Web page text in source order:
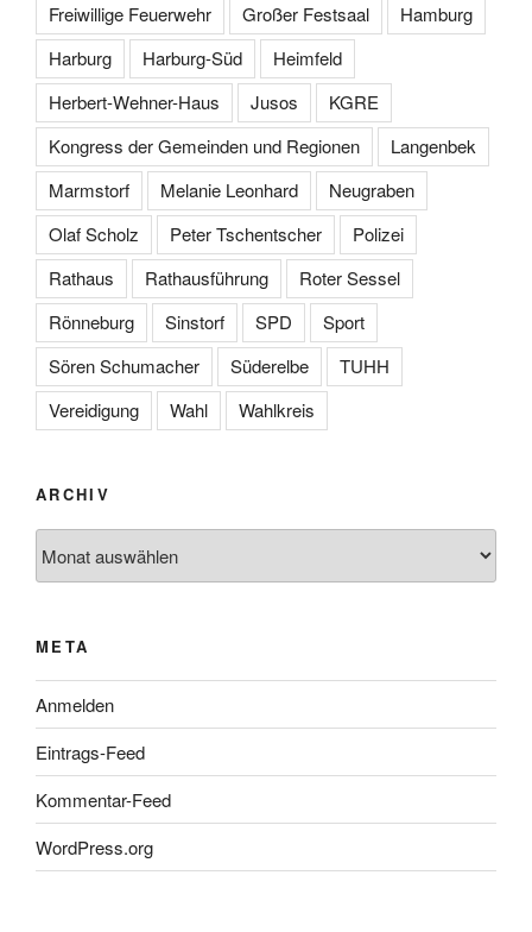
Freiwillige Feuerwehr
Großer Festsaal
Hamburg
Harburg
Harburg-Süd
Heimfeld
Herbert-Wehner-Haus
Jusos
KGRE
Kongress der Gemeinden und Regionen
Langenbek
Marmstorf
Melanie Leonhard
Neugraben
Olaf Scholz
Peter Tschentscher
Polizei
Rathaus
Rathausführung
Roter Sessel
Rönneburg
Sinstorf SPD
Sport
Sören Schumacher
Süderelbe
TUHH
Vereidigung
Wahl Wahlkreis
ARCHIV
META
Anmelden
Eintrags-Feed
Kommentar-Feed
WordPress.org